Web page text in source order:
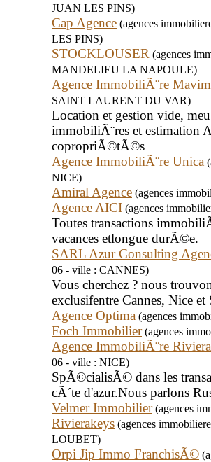
JUAN LES PINS)
Cap Agence (agences
LES PINS)
STOCKLOUSER (agences
MANDELIEU LA NAPOULE)
Agence ImmobiliÃ¨re
SAINT LAURENT DU VAR)
Location et gestion vide,
immobiliÃ¨res et estimation
copropriÃ©tÃ©s
Agence ImmobiliÃ¨re Unica
NICE)
Amiral Agence (agences
Agence AICI (agences
Toutes transactions
vacances etlongue durÃ©e.
SARL Azur Consulting
06 - ville : CANNES)
Vous cherchez ? nous
exclusifentre Cannes, Nice et
Agence Optima (agences
Foch Immobilier(agences
Agence ImmobiliÃ¨re
06 - ville : NICE)
SpÃ©cialisÃ© dans les
cÃ´te d'azur.Nous parlons
Velmer Immobilier(agences
Rivierakeys (agences
LOUBET)
Orpi Jip Immo FranchisÃ©